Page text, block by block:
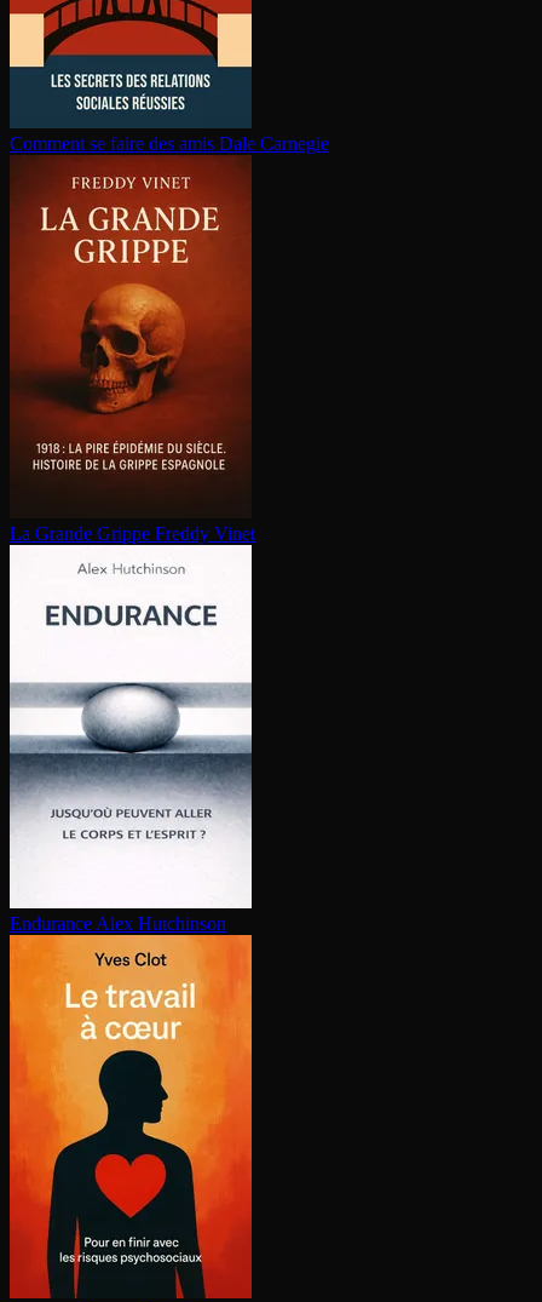
Comment se faire des amis Dale Carnegie
La Grande Grippe Freddy Vinet
Endurance Alex Hutchinson